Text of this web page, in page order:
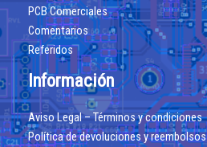
PCB Comerciales
Comentarios
Referidos
Información
Aviso Legal – Términos y condiciones
Política de devoluciones y reembolsos